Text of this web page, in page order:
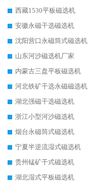
西藏1530平板磁选机
安徽永磁干选磁选机
沈阳营口永磁筒式磁选机
山东河沙磁选机厂家
内蒙古三盘平板磁选机
河北铁矿干选永磁磁选机
湖北强磁干选磁选机
浙江小型河沙磁选机
烟台永磁筒式磁选机
宁夏半逆流湿式磁选机
贵州锰矿干式磁选机
湖北湿式平板磁选机